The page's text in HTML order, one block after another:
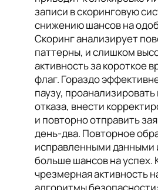
записи в скоринговую
снижению шансов на
Скоринг анализирует
паттерны, и слишком
активность за короткое
флаг. Гораздо
паузу,
отказа, внести
и повторно отправить
день-два. Повторное
исправленными данными
больше шансов на успех.
чрезмерная активность